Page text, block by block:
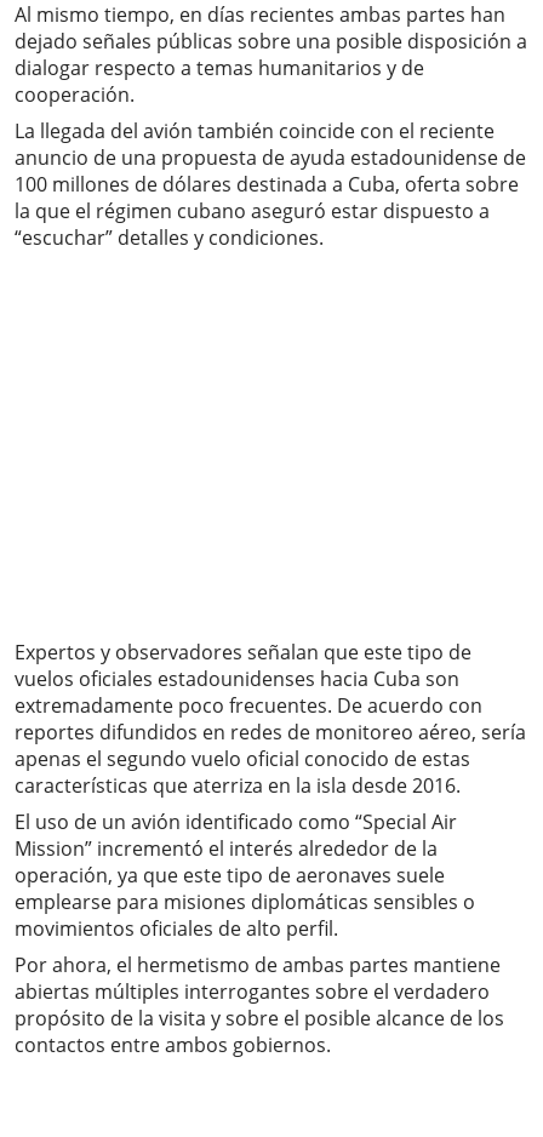
Al mismo tiempo, en días recientes ambas partes han
dejado señales públicas sobre una posible disposición a
dialogar respecto a temas humanitarios y de
cooperación.
La llegada del avión también coincide con el reciente
anuncio de una propuesta de ayuda estadounidense de
100 millones de dólares destinada a Cuba, oferta sobre
la que el régimen cubano aseguró estar dispuesto a
“escuchar” detalles y condiciones.
Expertos y observadores señalan que este tipo de
vuelos oficiales estadounidenses hacia Cuba son
extremadamente poco frecuentes. De acuerdo con
reportes difundidos en redes de monitoreo aéreo, sería
apenas el segundo vuelo oficial conocido de estas
características que aterriza en la isla desde 2016.
El uso de un avión identificado como “Special Air
Mission” incrementó el interés alrededor de la
operación, ya que este tipo de aeronaves suele
emplearse para misiones diplomáticas sensibles o
movimientos oficiales de alto perfil.
Por ahora, el hermetismo de ambas partes mantiene
abiertas múltiples interrogantes sobre el verdadero
propósito de la visita y sobre el posible alcance de los
contactos entre ambos gobiernos.